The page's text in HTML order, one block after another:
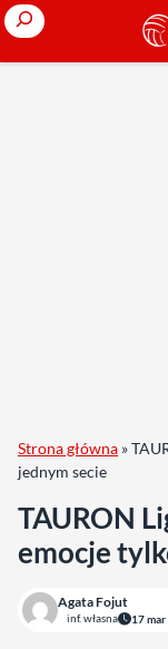
Search
Strona główna »
jednym secie
TAURON
emocje
Agata Fojut
inf. własna 17